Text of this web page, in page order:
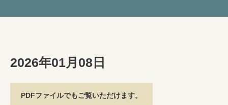
2026年01月08日
PDFファイルでもご覧いただけます。